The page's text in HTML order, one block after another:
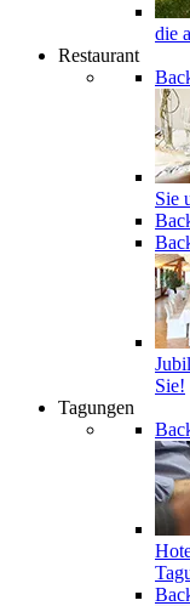
die
Restaurant
Sie
Sie!
Tagungen